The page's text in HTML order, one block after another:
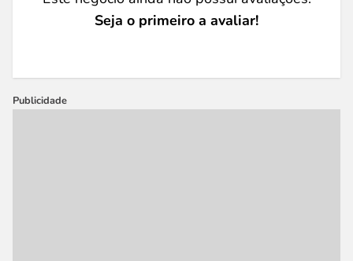
Seja o primeiro a avaliar!
Publicidade